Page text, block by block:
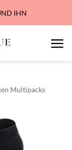
IHN
Multipacks